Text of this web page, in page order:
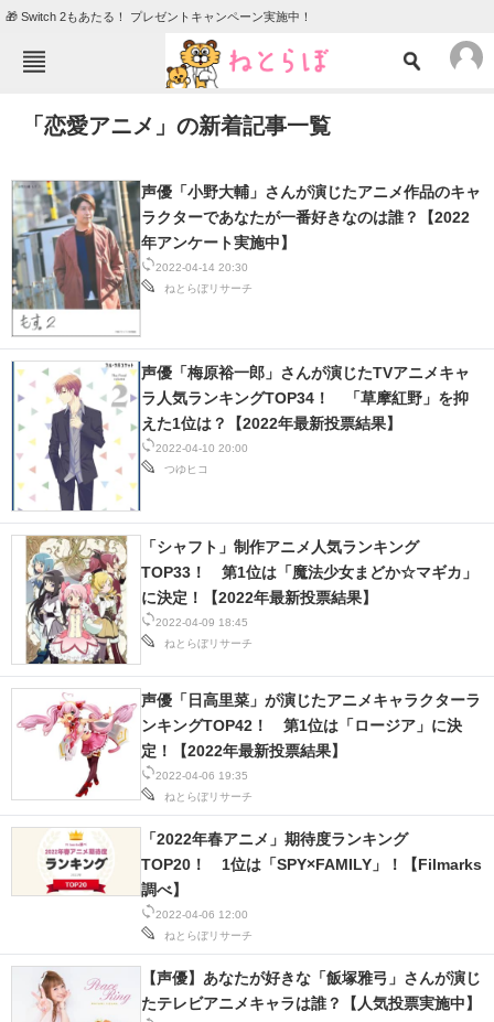
🎁 Switch 2もあたる！ プレゼントキャンペーン実施中！
TOP ニュース
グルメ 地域
住まい
動物
会員記事
メディア
注目記事を集めた総合ページ
ITの今と未来を見通す
スマホと通信の最新トレンド
進化するPCとデバイスの未来
好きが集まる 比べて選べる
ビジネスと働き方のヒント
AI活用のいまが分かる
企業ITのトレンドを詳説
経営リーダーのコミュニティ
マーケ×ITの今がよく分かる
ITエンジニア向け専門サイト
企業向けIT製品の総合サイト
IT製品の技術・比較・事例
「恋愛アニメ」の新着記事一覧
2022-04-14 20:30
ねとらぼリサーチ
声優「小野大輔」さんが演じたアニメ作品のキャ
ラクターであなたが一番好きなのは誰？【2022
年アンケート実施中】
2022-04-10 20:00
つゆヒコ
声優「梅原裕一郎」さんが演じたTVアニメキャ
ラ人気ランキングTOP34！ 「草摩紅野」を抑
えた1位は？【2022年最新投票結果】
2022-04-09 18:45
ねとらぼリサーチ
「シャフト」制作アニメ人気ランキング
TOP33！ 第1位は「魔法少女まどか☆マギカ」
に決定！【2022年最新投票結果】
2022-04-06 19:35
ねとらぼリサーチ
声優「日高里菜」が演じたアニメキャラクターラ
ンキングTOP42！ 第1位は「ロージア」に決
定！【2022年最新投票結果】
2022-04-06 12:00
ねとらぼリサーチ
「2022年春アニメ」期待度ランキング
TOP20！ 1位は「SPY×FAMILY」！【Filmarks
調べ】
【声優】あなたが好きな「飯塚雅弓」さんが演じ
たテレビアニメキャラは誰？【人気投票実施中】